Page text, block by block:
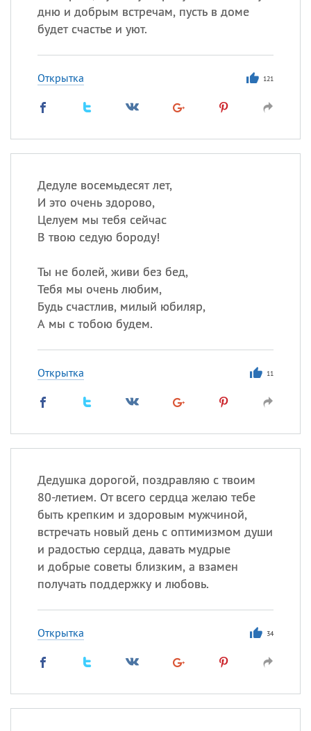
дню и добрым встречам, пусть в доме
будет счастье и уют.
Открытка 121
Дедуле восемьдесят лет,
И это очень здорово,
Целуем мы тебя сейчас
В твою седую бороду!
Ты не болей, живи без бед,
Тебя мы очень любим,
Будь счастлив, милый юбиляр,
А мы с тобою будем.
Открытка 11
Дедушка дорогой, поздравляю с твоим
80-летием. От всего сердца желаю тебе
быть крепким и здоровым мужчиной,
встречать новый день с оптимизмом души
и радостью сердца, давать мудрые
и добрые советы близким, а взамен
получать поддержку и любовь.
Открытка 34